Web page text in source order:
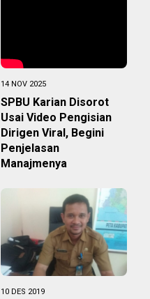
14 NOV 2025
SPBU Karian Disorot
Usai Video Pengisian
Dirigen Viral, Begini
Penjelasan
Manajmenya
10 DES 2019